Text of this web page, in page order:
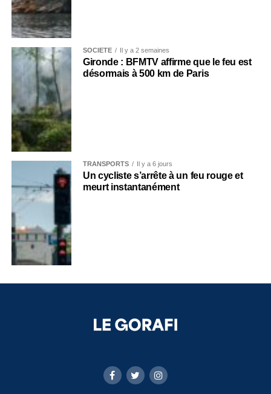
SOCIÉTÉ Il y a 2 semaines
Gironde : BFMTV affirme que le feu est
désormais à 500 km de Paris
TRANSPORTS Il y a 6 jours
Un cycliste s’arrête à un feu rouge et
meurt instantanément